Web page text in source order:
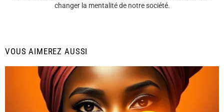
changer la mentalité de notre société.
VOUS AIMEREZ AUSSI